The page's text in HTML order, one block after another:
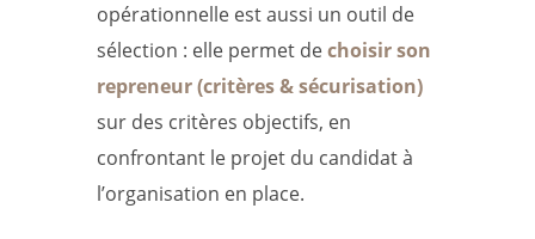
opérationnelle est aussi un outil de
sélection : elle permet dechoisir son
repreneur (critères & sécurisation)
sur des critères objectifs, en
confrontant le projet du candidat à
l’organisation en place.